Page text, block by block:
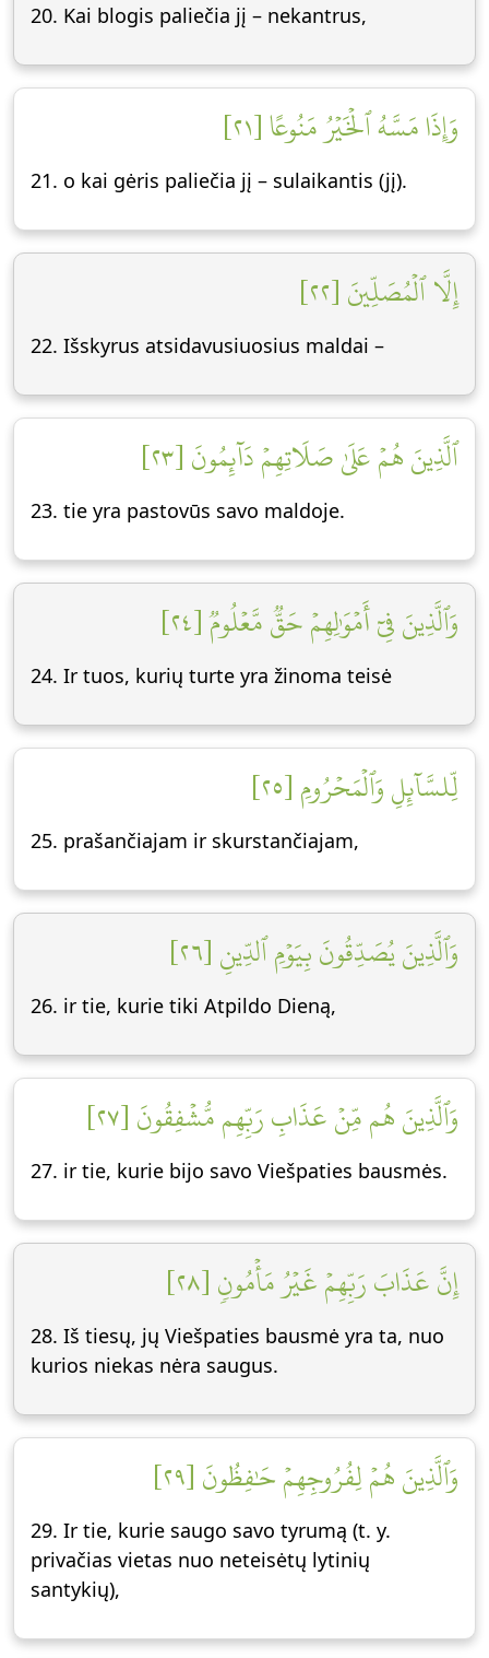
20. Kai blogis paliečia jį – nekantrus,
وَإِذَا مَسَّهُ ٱلۡخَيۡرُ مَنُوعًا [٢١]
21. o kai gėris paliečia jį – sulaikantis (jį).
إِلَّا ٱلۡمُصَلِّينَ [٢٢]
22. Išskyrus atsidavusiuosius maldai –
ٱلَّذِينَ هُمۡ عَلَىٰ صَلَاتِهِمۡ دَآئِمُونَ [٢٣]
23. tie yra pastovūs savo maldoje.
وَٱلَّذِينَ فِيٓ أَمۡوَٰلِهِمۡ حَقّٞ مَّعۡلُومٞ [٢٤]
24. Ir tuos, kurių turte yra žinoma teisė
لِّلسَّآئِلِ وَٱلۡمَحۡرُومِ [٢٥]
25. prašančiajam ir skurstančiajam,
وَٱلَّذِينَ يُصَدِّقُونَ بِيَوۡمِ ٱلدِّينِ [٢٦]
26. ir tie, kurie tiki Atpildo Dieną,
وَٱلَّذِينَ هُم مِّنۡ عَذَابِ رَبِّهِم مُّشۡفِقُونَ [٢٧]
27. ir tie, kurie bijo savo Viešpaties bausmės.
إِنَّ عَذَابَ رَبِّهِمۡ غَيۡرُ مَأۡمُونٖ [٢٨]
28. Iš tiesų, jų Viešpaties bausmė yra ta, nuo
kurios niekas nėra saugus.
وَٱلَّذِينَ هُمۡ لِفُرُوجِهِمۡ حَٰفِظُونَ [٢٩]
29. Ir tie, kurie saugo savo tyrumą (t. y.
privačias vietas nuo neteisėtų lytinių
santykių),